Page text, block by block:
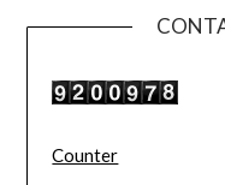
Counter